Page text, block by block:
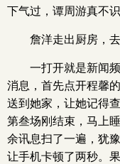
下气过，谭周游真不识
詹洋走出厨房，
一打开就是新闻
消息，首先点开程馨
送到她家，让她记得
第叁场刚结束，马上
余讯息扫了一遍，犹
让手机卡顿了两秒。